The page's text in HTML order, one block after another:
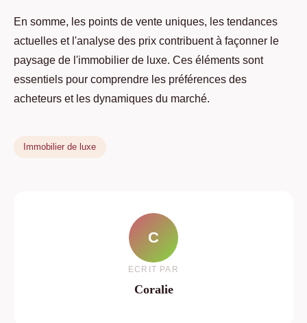
En somme, les points de vente uniques, les tendances
actuelles et l'analyse des prix contribuent à façonner le
paysage de l'immobilier de luxe. Ces éléments sont
essentiels pour comprendre les préférences des
acheteurs et les dynamiques du marché.
Immobilier de luxe
C
ECRIT PAR
Coralie